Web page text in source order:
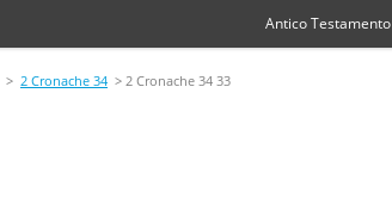
Antico Testamento
> 2 Cronache 34 > 2 Cronache 34 33